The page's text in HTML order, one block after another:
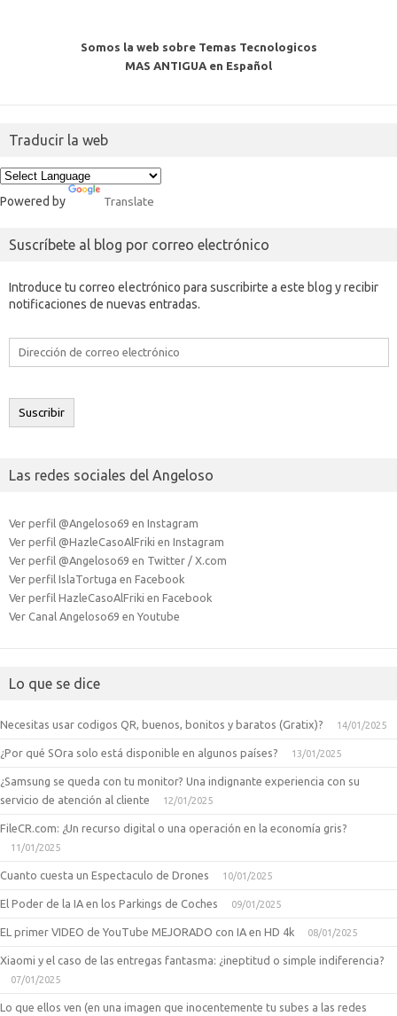
Somos la web sobre Temas Tecnologicos
MAS ANTIGUA en Español
Traducir la web
Powered by Translate
Suscríbete al blog por correo electrónico
Introduce tu correo electrónico para suscribirte a este blog y recibir
notificaciones de nuevas entradas.
Dirección
electrónico
Suscribir
Las redes sociales del Angeloso
Ver perfil @Angeloso69 en Instagram
Ver perfil @HazleCasoAlFriki en Instagram
Ver perfil @Angeloso69 en Twitter / X.com
Ver perfil IslaTortuga en Facebook
Ver perfil HazleCasoAlFriki en Facebook
Ver Canal Angeloso69 en Youtube
Lo que se dice
Necesitas usar codigos QR, buenos, bonitos y baratos (Gratix)? 14/01/2025
¿Por qué SOra solo está disponible en algunos países? 13/01/2025
¿Samsung se queda con tu monitor? Una indignante experiencia con su
servicio de atención al cliente
12/01/2025
FileCR.com: ¿Un recurso digital o una operación en la economía gris?
11/01/2025
Cuanto cuesta un Espectaculo de Drones 10/01/2025
El Poder de la IA en los Parkings de Coches 09/01/2025
EL primer VIDEO de YouTube MEJORADO con IA en HD 4k 08/01/2025
Xiaomi y el caso de las entregas fantasma: ¿ineptitud o simple indiferencia?
07/01/2025
Lo que ellos ven (en una imagen que inocentemente tu subes a las redes